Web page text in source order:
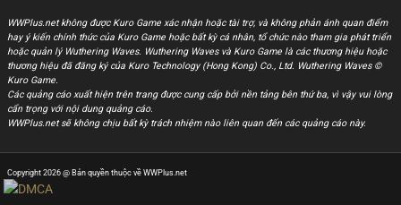
WWPlus.net không được Kuro Game xác nhận hoặc tài trợ, và không phản ánh quan điểm
hay ý kiến chính thức của Kuro Game hoặc bất kỳ cá nhân, tổ chức nào tham gia phát triển
hoặc quản lý Wuthering Waves. Wuthering Waves và Kuro Game là các thương hiệu hoặc
thương hiệu đã đăng ký của Kuro Technology (Hong Kong) Co., Ltd. Wuthering Waves ©
Kuro Game.
Các quảng cáo xuất hiện trên trang được cung cấp bởi nền tảng bên thứ ba, vì vậy vui lòng
cẩn trọng với nội dung quảng cáo.
WWPlus.net sẽ không chịu bất kỳ trách nhiệm nào liên quan đến các quảng cáo này.
Copyright 2026 @ Bản quyền thuộc về WWPlus.net